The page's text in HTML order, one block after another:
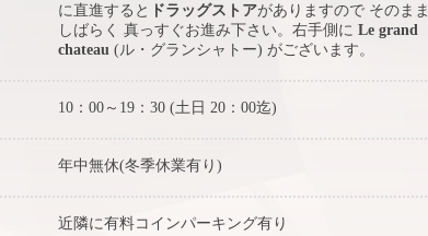
に直進すると ドラッグストアがありますので そのまま
しばらく 真っすぐお進み下さい。右手側に Le grand
chateau (ル・グランシャトー) がございます。
10：00～19：30 (土日 20：00迄)
年中無休(冬季休業有り)
近隣に有料コインパーキング有り